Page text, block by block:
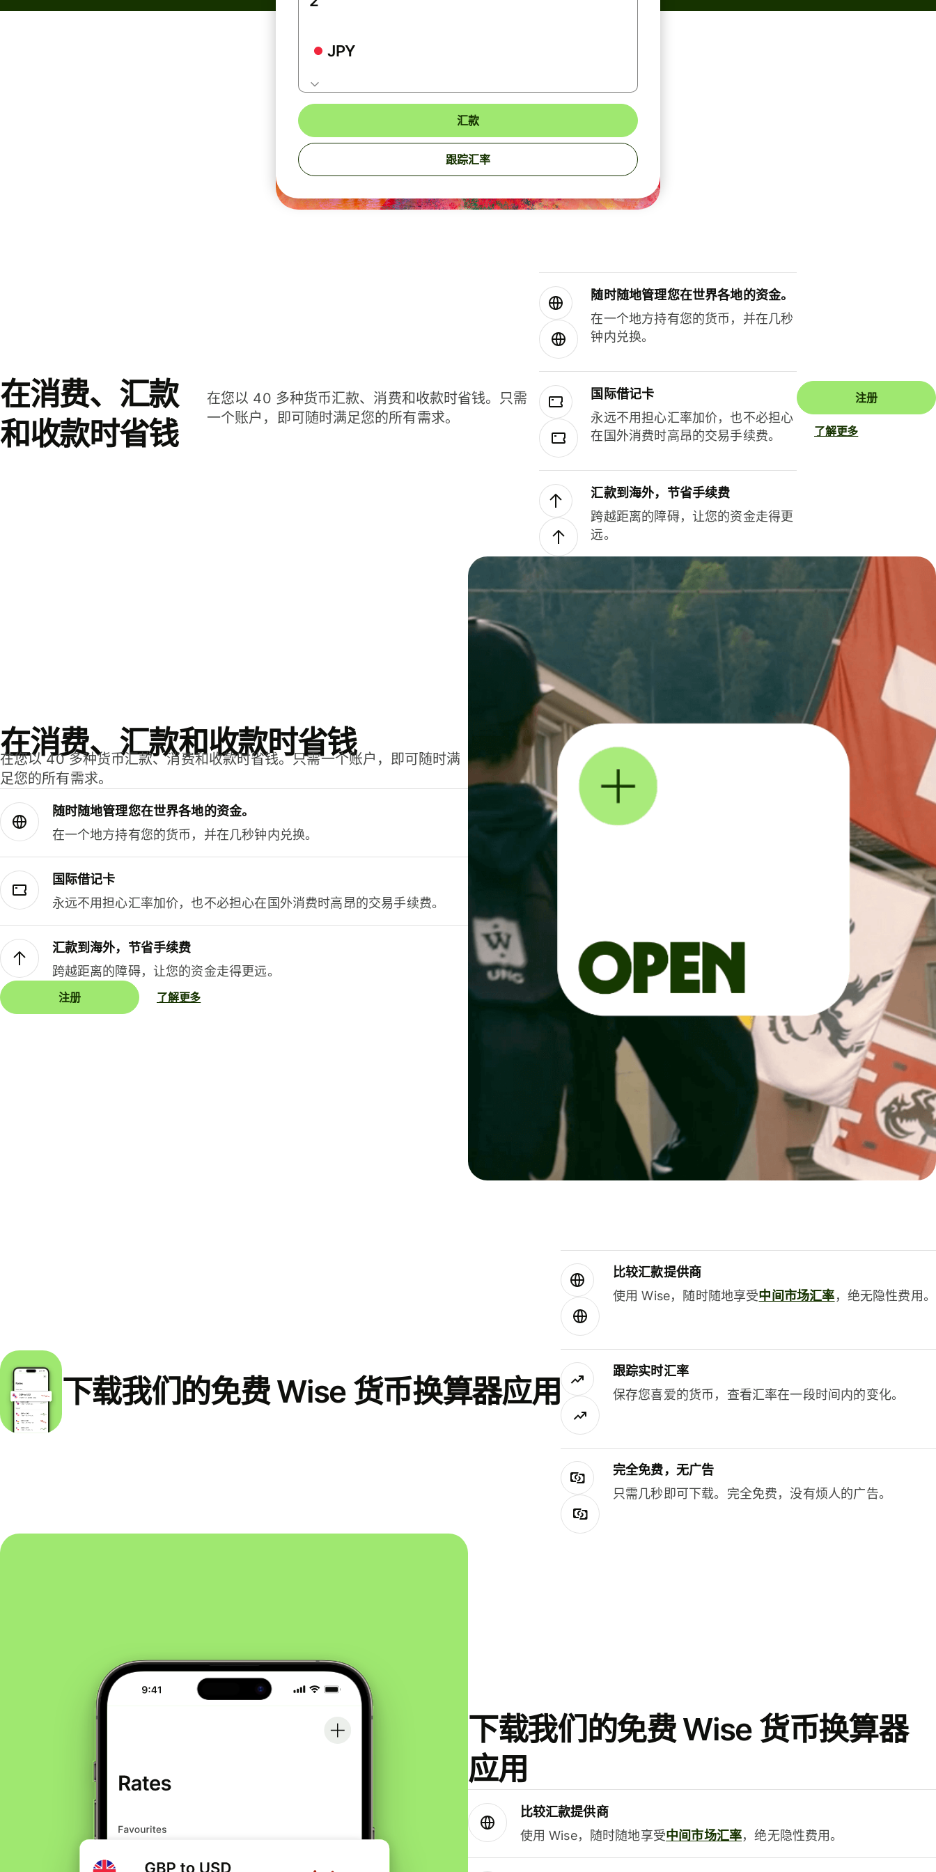
JPY
汇款
跟踪汇率
在消费、汇款
和收款时省钱
在您以 40 多种货币汇款、消费和收款时省钱。只需
一个账户，即可随时满足您的所有需求。
随时随地管理您在世界各地的资金。
在一个地方持有您的货币，并在几秒
钟内兑换。
国际借记卡
永远不用担心汇率加价，也不必担心
在国外消费时高昂的交易手续费。
汇款到海外，节省手续费
跨越距离的障碍，让您的资金走得更
远。
注册
了解更多
在消费、汇款和收款时省钱
在您以 40 多种货币汇款、消费和收款时省钱。只需一个账户，即可随时满
足您的所有需求。
随时随地管理您在世界各地的资金。
在一个地方持有您的货币，并在几秒钟内兑换。
国际借记卡
永远不用担心汇率加价，也不必担心在国外消费时高昂的交易手续费。
汇款到海外，节省手续费
跨越距离的障碍，让您的资金走得更远。
注册 了解更多
下载我们的免费 Wise 货币换算器应用
比较汇款提供商
使用 Wise，随时随地享受中间市场汇率，绝无隐性费用。
跟踪实时汇率
保存您喜爱的货币，查看汇率在一段时间内的变化。
完全免费，无广告
只需几秒即可下载。完全免费，没有烦人的广告。
下载我们的免费 Wise 货币换算器
应用
比较汇款提供商
使用 Wise，随时随地享受中间市场汇率，绝无隐性费用。